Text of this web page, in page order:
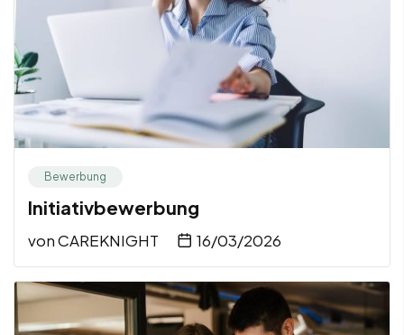
Bewerbung
Initiativbewerbung
vonCAREKNIGHT 16/03/2026